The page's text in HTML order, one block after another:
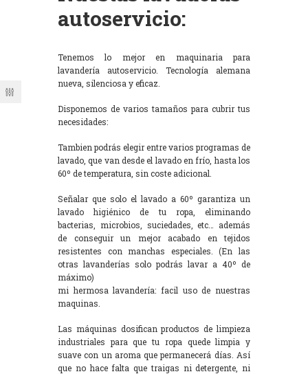
autoservicio:
Tenemos lo mejor en maquinaria para
lavandería autoservicio. Tecnología alemana
nueva, silenciosa y eficaz.
Disponemos de varios tamaños para cubrir tus
necesidades:
Tambien podrás elegir entre varios programas de
lavado, que van desde el lavado en frío, hasta los
60º de temperatura, sin coste adicional.
Señalar que solo el lavado a 60º garantiza un
lavado higiénico de tu ropa, eliminando
bacterias, microbios, suciedades, etc… además
de conseguir un mejor acabado en tejidos
resistentes con manchas especiales. (En las
otras lavanderías solo podrás lavar a 40º de
máximo)
mi hermosa lavandería: facil uso de nuestras
maquinas.
Las máquinas dosifican productos de limpieza
industriales para que tu ropa quede limpia y
suave con un aroma que permanecerá días. Así
que no hace falta que traigas ni detergente, ni